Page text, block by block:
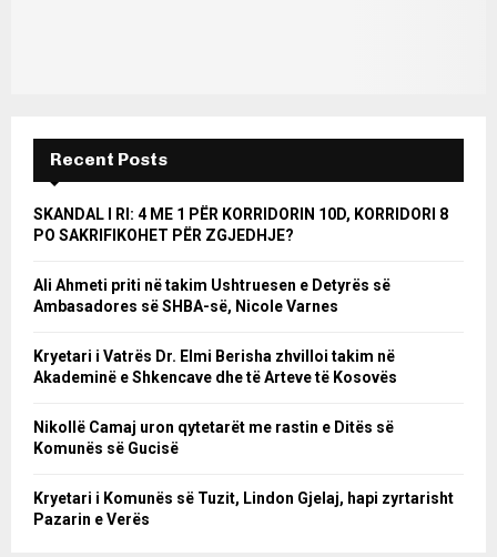
Recent Posts
SKANDAL I RI: 4 ME 1 PËR KORRIDORIN 10D, KORRIDORI 8
PO SAKRIFIKOHET PËR ZGJEDHJE?
Ali Ahmeti priti në takim Ushtruesen e Detyrës së
Ambasadores së SHBA-së, Nicole Varnes
Kryetari i Vatrës Dr. Elmi Berisha zhvilloi takim në
Akademinë e Shkencave dhe të Arteve të Kosovës
Nikollë Camaj uron qytetarët me rastin e Ditës së
Komunës së Gucisë
Kryetari i Komunës së Tuzit, Lindon Gjelaj, hapi zyrtarisht
Pazarin e Verës